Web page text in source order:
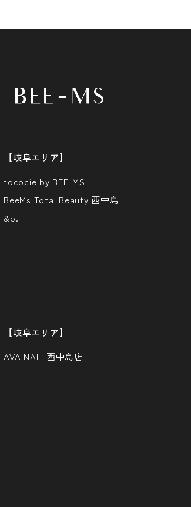
【岐阜エリア】
tococie by BEE-MS
BeeMs Total Beauty 西中島
&b.
【岐阜エリア】
AVA NAIL 西中島店